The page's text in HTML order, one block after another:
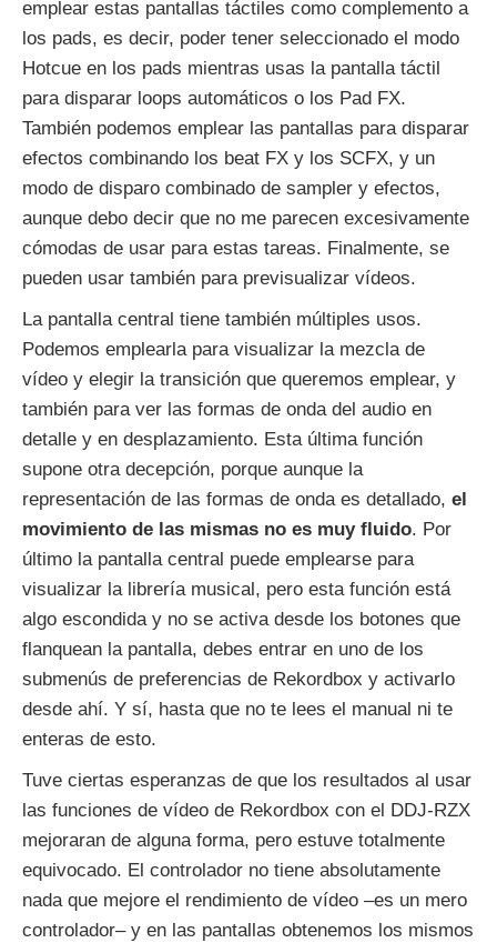
emplear estas pantallas táctiles como complemento a
los pads, es decir, poder tener seleccionado el modo
Hotcue en los pads mientras usas la pantalla táctil
para disparar loops automáticos o los Pad FX.
También podemos emplear las pantallas para disparar
efectos combinando los beat FX y los SCFX, y un
modo de disparo combinado de sampler y efectos,
aunque debo decir que no me parecen excesivamente
cómodas de usar para estas tareas. Finalmente, se
pueden usar también para previsualizar vídeos.
La pantalla central tiene también múltiples usos.
Podemos emplearla para visualizar la mezcla de
vídeo y elegir la transición que queremos emplear, y
también para ver las formas de onda del audio en
detalle y en desplazamiento. Esta última función
supone otra decepción, porque aunque la
representación de las formas de onda es detallado, el
movimiento de las mismas no es muy fluido. Por
último la pantalla central puede emplearse para
visualizar la librería musical, pero esta función está
algo escondida y no se activa desde los botones que
flanquean la pantalla, debes entrar en uno de los
submenús de preferencias de Rekordbox y activarlo
desde ahí. Y sí, hasta que no te lees el manual ni te
enteras de esto.
Tuve ciertas esperanzas de que los resultados al usar
las funciones de vídeo de Rekordbox con el DDJ-RZX
mejoraran de alguna forma, pero estuve totalmente
equivocado. El controlador no tiene absolutamente
nada que mejore el rendimiento de vídeo –es un mero
controlador– y en las pantallas obtenemos los mismos